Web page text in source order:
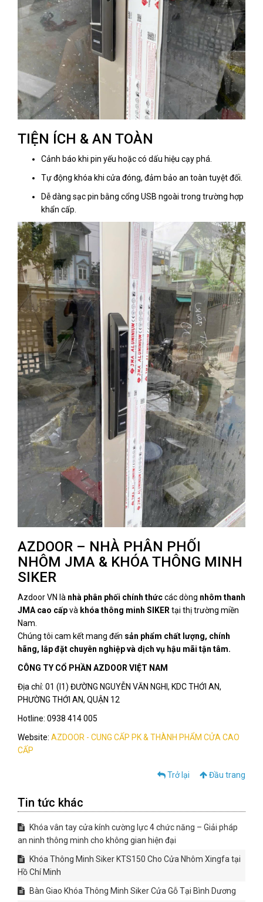
TIỆN ÍCH & AN TOÀN
Cảnh báo khi pin yếu hoặc có dấu hiệu cạy phá.
Tự động khóa khi cửa đóng, đảm bảo an toàn tuyệt đối.
Dễ dàng sạc pin bằng cổng USB ngoài trong trường hợp
khẩn cấp.
AZDOOR – NHÀ PHÂN PHỐI
NHÔM JMA & KHÓA THÔNG MINH
SIKER
Azdoor VN là nhà phân phối chính thứccác dòng nhôm thanh
JMA cao cấpvà khóa thông minh SIKER tại thị trường miền
Nam.
Chúng tôi cam kết mang đến sản phẩm chất lượng, chính
hãng, lắp đặt chuyên nghiệp và dịch vụ hậu mãi tận tâm.
CÔNG TY CỔ PHẦN AZDOOR VIỆT NAM
Địa chỉ: 01 (I1) ĐƯỜNG NGUYỄN VĂN NGHI, KDC THỚI AN,
PHƯỜNG THỚI AN, QUẬN 12
Hotline: 0938 414 005
Website: AZDOOR - CUNG CẤP PK & THÀNH PHẨM CỬA CAO
CẤP
Trở lại Đầu trang
Tin tức khác
Khóa vân tay cửa kính cường lực 4 chức năng – Giải pháp
an ninh thông minh cho không gian hiện đại
Khóa Thông Minh Siker KTS150 Cho Cửa Nhôm Xingfa tại
Hồ Chí Minh
Bàn Giao Khóa Thông Minh Siker Cửa Gỗ Tại Bình Dương